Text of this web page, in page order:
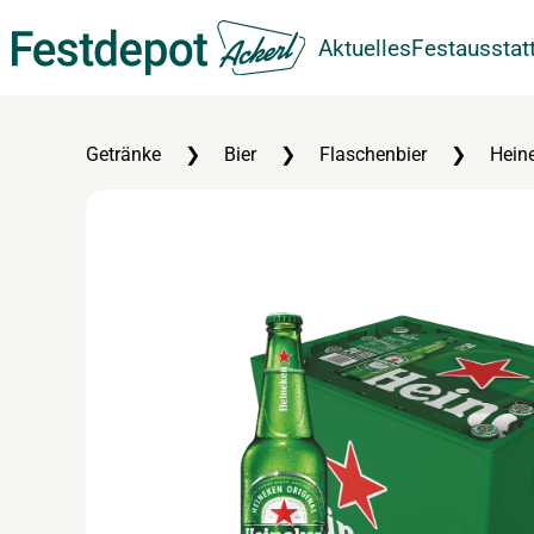
Zum Hauptinhalt springen Aktuelles
Getränke Bier Flaschenbier